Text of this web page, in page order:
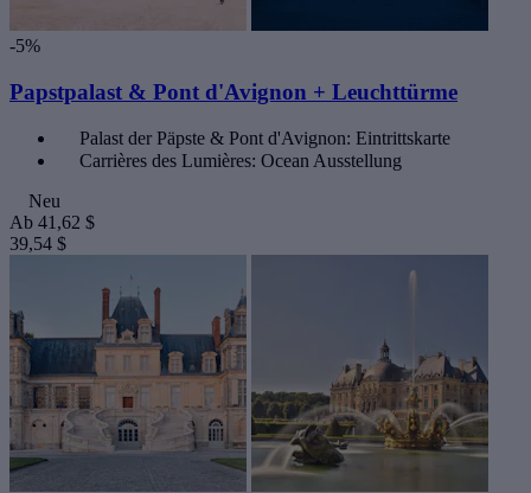
-5%
Papstpalast & Pont d'Avignon + Leuchttürme
Palast der Päpste & Pont d'Avignon: Eintrittskarte
Carrières des Lumières: Ocean Ausstellung
Neu
Ab 41,62 $
39,54 $